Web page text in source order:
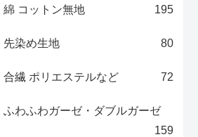
綿 コットン無地 195
先染め生地 80
合繊 ポリエステルなど 72
ふわふわガーゼ・ダブルガーゼ
159